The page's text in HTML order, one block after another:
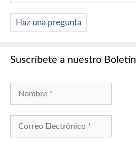
Haz una pregunta
Suscríbete a nuestro Boletín